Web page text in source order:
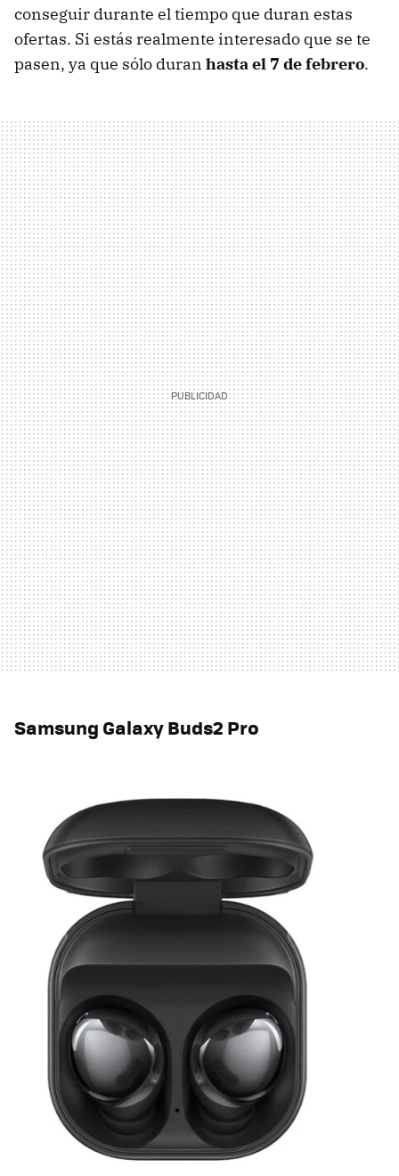
conseguir durante el tiempo que duran estas
ofertas. Si estás realmente interesado que se te
pasen, ya que sólo duran hasta el 7 de febrero.
Samsung Galaxy Buds2 Pro